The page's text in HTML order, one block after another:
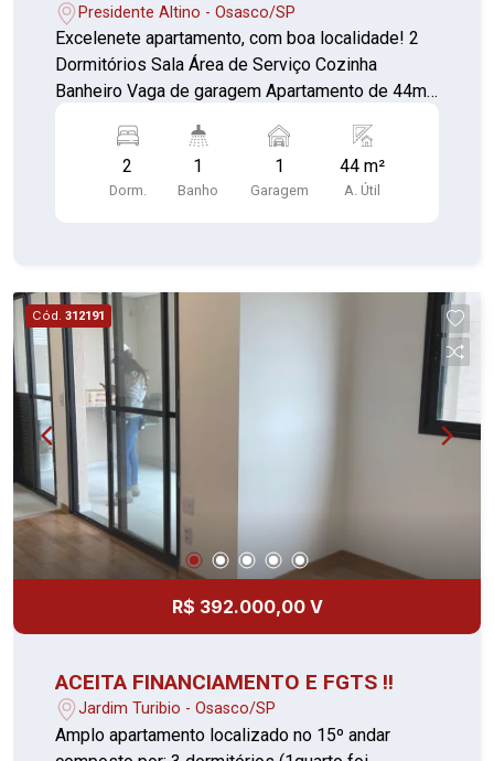
Presidente Altino - Osasco/SP
Excelenete apartamento, com boa localidade! 2
Dormitórios Sala Área de Serviço Cozinha
Banheiro Vaga de garagem Apartamento de 44m²
ambas as marginais. 2 quartos, móveis
planejados, mobiliado. Vem com ar-condicionado
e máquina de lavar-louça.
2
Dorm.
1
Banho
1
Garagem
44 m²
A. Útil
Cód. 312191
R$ 392.000,00 V
ACEITA FINANCIAMENTO E FGTS !!
Jardim Turibio - Osasco/SP
Amplo apartamento localizado no 15º andar